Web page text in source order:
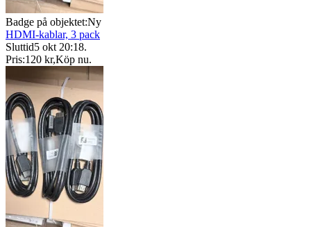
Badge på objektet:Ny
HDMI-kablar, 3 pack
Sluttid5 okt 20:18.
Pris:120 kr,Köp nu.